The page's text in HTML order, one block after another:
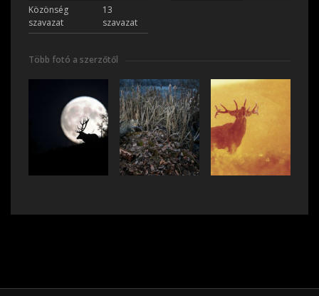
Közönség
szavazat
13
szavazat
Több fotó a szerzőtől